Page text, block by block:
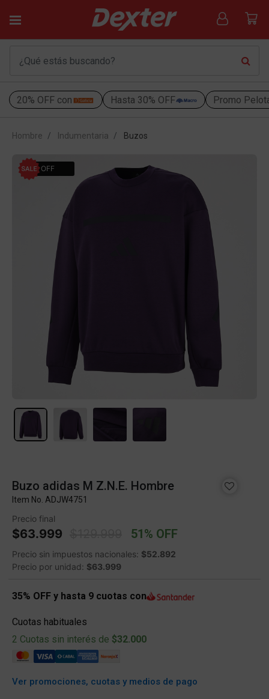
20% OFF con Hasta 30% OFF Promo
Hombre Indumentaria Buzos
50% OFF
Buzo adidas M Z.N.E. Hombre
Item No. ADJW4751
Precio final
$63.999 Price reduced from
51% OFF
Precio sin impuestos nacionales: $52.892
Precio por unidad: $63.999
35% OFF y hasta 9 cuotas con
Cuotas habituales
2 Cuotas sin interés de $32.000
Ver promociones, cuotas y medios de pago